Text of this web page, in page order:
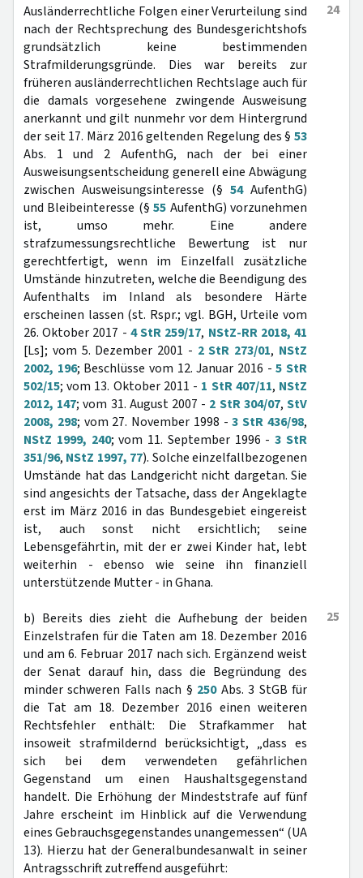
24
Ausländerrechtliche Folgen einer Verurteilung sind
nach der Rechtsprechung des Bundesgerichtshofs
grundsätzlich keine bestimmenden
Strafmilderungsgründe. Dies war bereits zur
früheren ausländerrechtlichen Rechtslage auch für
die damals vorgesehene zwingende Ausweisung
anerkannt und gilt nunmehr vor dem Hintergrund
der seit 17. März 2016 geltenden Regelung des § 53
Abs. 1 und 2 AufenthG, nach der bei einer
Ausweisungsentscheidung generell eine Abwägung
zwischen Ausweisungsinteresse (§ 54AufenthG)
und Bleibeinteresse (§55 AufenthG) vorzunehmen
ist, umso mehr. Eine andere
strafzumessungsrechtliche Bewertung ist nur
gerechtfertigt, wenn im Einzelfall zusätzliche
Umstände hinzutreten, welche die Beendigung des
Aufenthalts im Inland als besondere Härte
erscheinen lassen (st. Rspr.; vgl. BGH, Urteile vom
26. Oktober 2017 - 4 StR 259/17, NStZ-RR 2018, 41
[Ls]; vom 5. Dezember 2001 - 2 StR 273/01, NStZ
2002, 196; Beschlüsse vom 12. Januar 2016 -5 StR
502/15; vom 13. Oktober 2011 - 1 StR 407/11, NStZ
2012, 147; vom 31. August 2007 - 2 StR 304/07,StV
2008, 298; vom 27. November 1998 -3 StR 436/98,
NStZ 1999, 240; vom 11. September 1996 -3 StR
351/96, NStZ 1997, 77). Solche einzelfallbezogenen
Umstände hat das Landgericht nicht dargetan. Sie
sind angesichts der Tatsache, dass der Angeklagte
erst im März 2016 in das Bundesgebiet eingereist
ist, auch sonst nicht ersichtlich; seine
Lebensgefährtin, mit der er zwei Kinder hat, lebt
weiterhin - ebenso wie seine ihn finanziell
unterstützende Mutter - in Ghana.
25
b) Bereits dies zieht die Aufhebung der beiden
Einzelstrafen für die Taten am 18. Dezember 2016
und am 6. Februar 2017 nach sich. Ergänzend weist
der Senat darauf hin, dass die Begründung des
minder schweren Falls nach § 250Abs. 3 StGB für
die Tat am 18. Dezember 2016 einen weiteren
Rechtsfehler enthält: Die Strafkammer hat
insoweit strafmildernd berücksichtigt, „dass es
sich bei dem verwendeten gefährlichen
Gegenstand um einen Haushaltsgegenstand
handelt. Die Erhöhung der Mindeststrafe auf fünf
Jahre erscheint im Hinblick auf die Verwendung
eines Gebrauchsgegenstandes unangemessen“ (UA
13). Hierzu hat der Generalbundesanwalt in seiner
Antragsschrift zutreffend ausgeführt: